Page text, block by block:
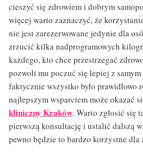
cieszyć się zdrowiem i dobrym
więcej warto zaznaczyć, że
nie jest zarezerwowane jedynie dla
zrzucić kilka nadprogramowych
każdego, kto chce przestrzegać
pozwoli mu poczuć się lepiej z samym
faktycznie wszystko było prawidłowo
najlepszym wsparciem może okazać
kliniczny Kraków. Warto zgłosić się
pierwszą konsultację i ustalić dalszą
pewno będzie to bardzo korzystne dla